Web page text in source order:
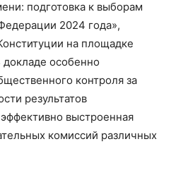
подготовка к выборам
2024 года»,
на площадке
особенно
контроля за
результатов
выстроенная
комиссий различных